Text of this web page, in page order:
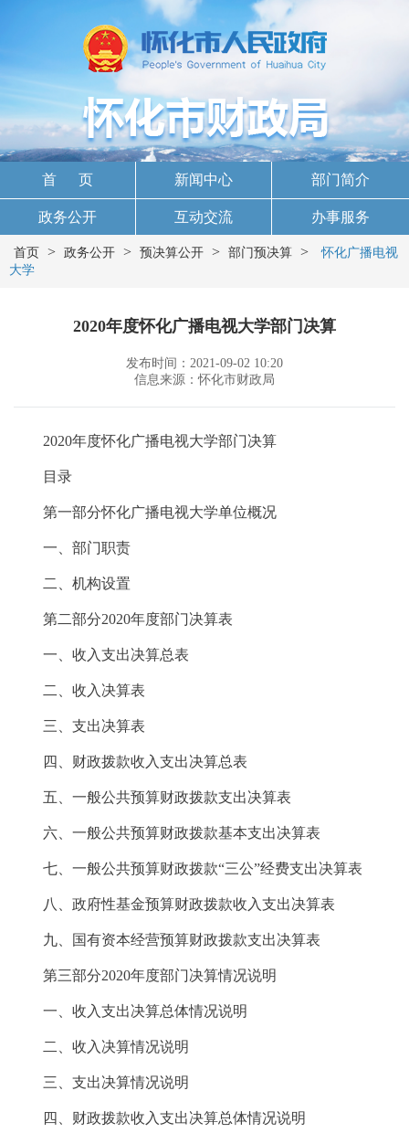
首 页 新闻中心 部门简介
政务公开 互动交流 办事服务
首页 > 政务公开 > 预决算公开 > 部门预决算 >
怀化广播电视
大学
2020年度怀化广播电视大学部门决算
发布时间：2021-09-02 10:20
信息来源：怀化市财政局
2020年度怀化广播电视大学部门决算
目录
第一部分怀化广播电视大学单位概况
一、部门职责
二、机构设置
第二部分2020年度部门决算表
一、收入支出决算总表
二、收入决算表
三、支出决算表
四、财政拨款收入支出决算总表
五、一般公共预算财政拨款支出决算表
六、一般公共预算财政拨款基本支出决算表
七、一般公共预算财政拨款“三公”经费支出决算表
八、政府性基金预算财政拨款收入支出决算表
九、国有资本经营预算财政拨款支出决算表
第三部分2020年度部门决算情况说明
一、收入支出决算总体情况说明
二、收入决算情况说明
三、支出决算情况说明
四、财政拨款收入支出决算总体情况说明